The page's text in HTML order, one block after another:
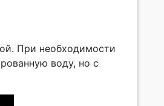
При необходимости
воду, но с